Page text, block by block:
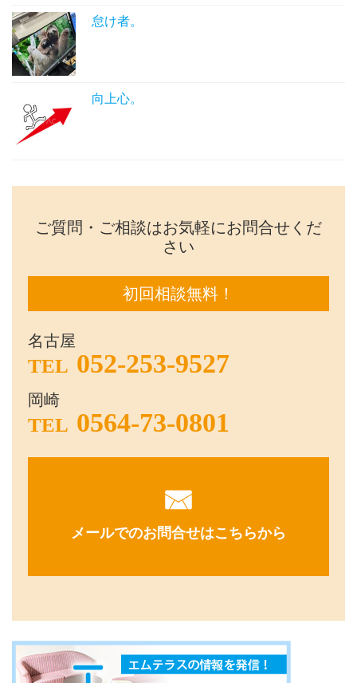
怠け者。
向上心。
ご質問・ご相談はお気軽にお問合せくだ
さい
初回相談無料！
名古屋
TEL 052-253-9527
岡崎
TEL 0564-73-0801
メールでのお問合せはこちらから